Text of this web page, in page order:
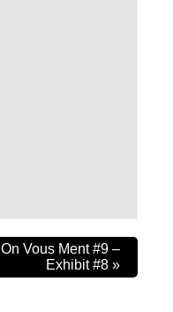
On Vous Ment #9 –
Exhibit #8 »